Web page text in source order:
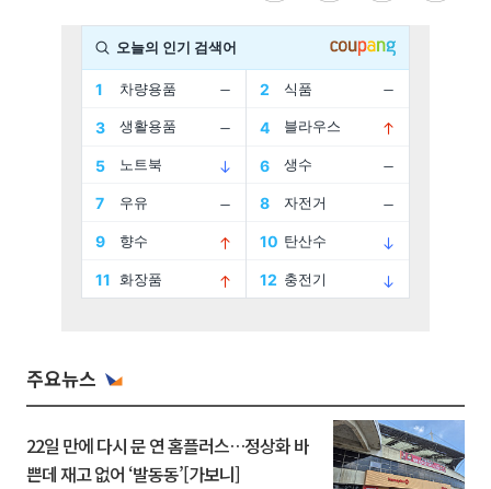
주요뉴스
22일 만에 다시 문 연 홈플러스…정상화 바
쁜데 재고 없어 ‘발동동’[가보니]